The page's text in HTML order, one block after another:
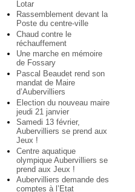
Lotar
Rassemblement devant la
Poste du centre-ville
Chaud contre le
réchauffement
Une marche en mémoire
de Fossary
Pascal Beaudet rend son
mandat de Maire
d’Aubervilliers
Election du nouveau maire
jeudi 21 janvier
Samedi 13 février,
Aubervilliers se prend aux
Jeux !
Centre aquatique
olympique Aubervilliers se
prend aux Jeux !
Aubervilliers demande des
comptes à l’Etat